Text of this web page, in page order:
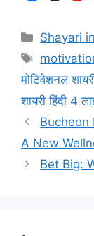
Shayari
Tags
मोटिवेशनल
शायरी हिंदी 4
Bucheon
A New
Bet Big: